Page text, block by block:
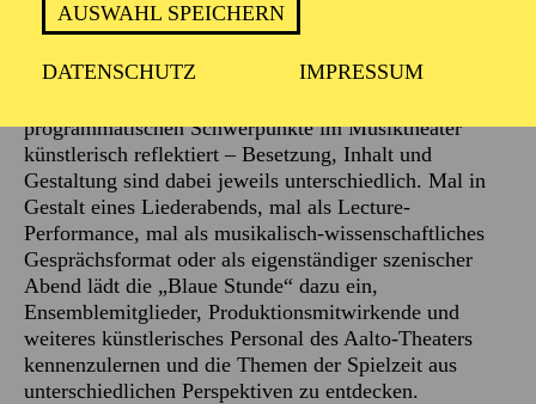
AUSWAHL SPEICHERN
DATENSCHUTZ IMPRESSUM
Beschreibung
programmatischen Schwerpunkte im Musiktheater
künstlerisch reflektiert – Besetzung, Inhalt und
Gestaltung sind dabei jeweils unterschiedlich. Mal in
Gestalt eines Liederabends, mal als Lecture-
Performance, mal als musikalisch-wissenschaftliches
Gesprächsformat oder als eigenständiger szenischer
Abend lädt die „Blaue Stunde“ dazu ein,
Ensemblemitglieder, Produktionsmitwirkende und
weiteres künstlerisches Personal des Aalto-Theaters
kennenzulernen und die Themen der Spielzeit aus
unterschiedlichen Perspektiven zu entdecken.